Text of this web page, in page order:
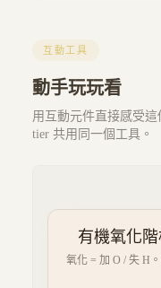
互動工具
動手玩玩看
用互動元件直接感受
tier 共用同一個工具。
有機氧化
氧化 = 加 O / 失 H